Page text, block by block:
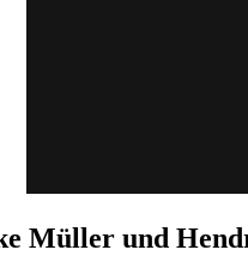
Müller und